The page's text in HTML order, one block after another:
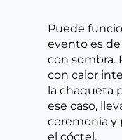
Puede
evento es
con sombra.
con calor
la chaqueta
ese caso,
ceremonia y
el cóctel.